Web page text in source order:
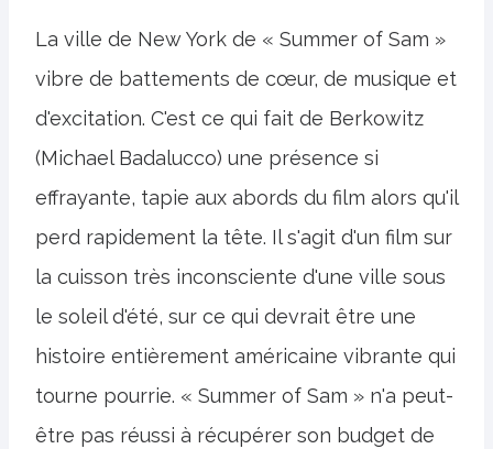
La ville de New York de « Summer of Sam »
vibre de battements de cœur, de musique et
d'excitation. C'est ce qui fait de Berkowitz
(Michael Badalucco) une présence si
effrayante, tapie aux abords du film alors qu'il
perd rapidement la tête. Il s'agit d'un film sur
la cuisson très inconsciente d'une ville sous
le soleil d'été, sur ce qui devrait être une
histoire entièrement américaine vibrante qui
tourne pourrie. « Summer of Sam » n'a peut-
être pas réussi à récupérer son budget de